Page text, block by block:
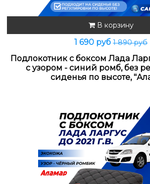
В корзину
1 690 руб 1 890 руб
Подлокотник с боксом Лада
с узором - синий ромб, без
сиденья по высоте,